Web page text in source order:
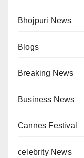
Bhojpuri News
Blogs
Breaking News
Business News
Cannes Festival
celebrity News